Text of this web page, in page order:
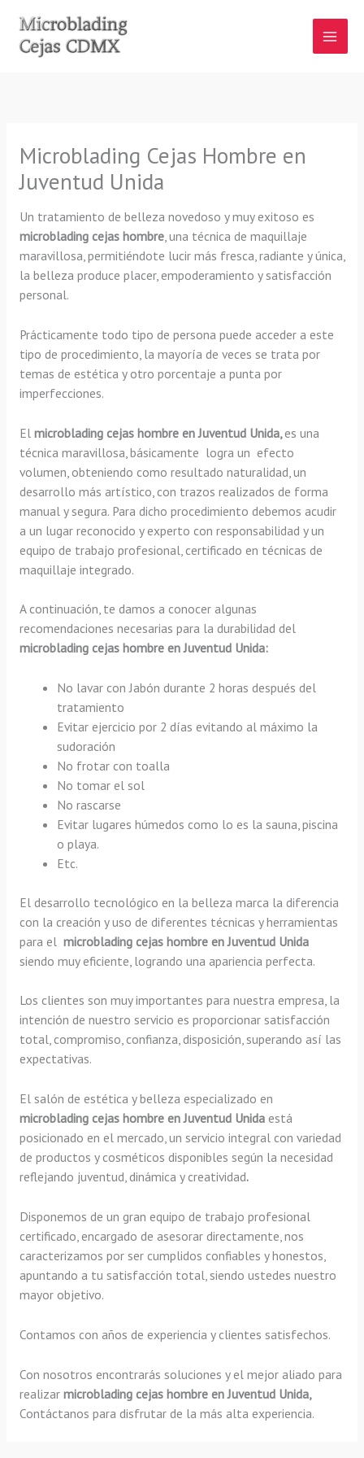
contenido
Microblading Cejas Hombre en
Juventud Unida
Un tratamiento de belleza novedoso y muy exitoso es
microblading cejas hombre, una técnica de maquillaje
maravillosa, permitiéndote lucir más fresca, radiante y única,
la belleza produce placer, empoderamiento y satisfacción
personal.
Prácticamente todo tipo de persona puede acceder a este
tipo de procedimiento, la mayoría de veces se trata por
temas de estética y otro porcentaje a punta por
imperfecciones.
El microblading cejas hombre en Juventud Unida, es una
técnica maravillosa, básicamente logra un efecto
volumen, obteniendo como resultado naturalidad, un
desarrollo más artístico, con trazos realizados de forma
manual y segura. Para dicho procedimiento debemos acudir
a un lugar reconocido y experto con responsabilidad y un
equipo de trabajo profesional, certificado en técnicas de
maquillaje integrado.
A continuación, te damos a conocer algunas
recomendaciones necesarias para la durabilidad del
microblading cejas hombre en Juventud Unida:
No lavar con Jabón durante 2 horas después del
tratamiento
Evitar ejercicio por 2 días evitando al máximo la
sudoración
No frotar con toalla
No tomar el sol
No rascarse
Evitar lugares húmedos como lo es la sauna, piscina
o playa.
Etc.
El desarrollo tecnológico en la belleza marca la diferencia
con la creación y uso de diferentes técnicas y herramientas
para el microblading cejas hombre en Juventud Unida
siendo muy eficiente, logrando una apariencia perfecta.
Los clientes son muy importantes para nuestra empresa, la
intención de nuestro servicio es proporcionar satisfacción
total, compromiso, confianza, disposición, superando así las
expectativas.
El salón de estética y belleza especializado en
microblading cejas hombre en Juventud Unidaestá
posicionado en el mercado, un servicio integral con variedad
de productos y cosméticos disponibles según la necesidad
reflejando juventud, dinámica y creatividad.
Disponemos de un gran equipo de trabajo profesional
certificado, encargado de asesorar directamente, nos
caracterizamos por ser cumplidos confiables y honestos,
apuntando a tu satisfacción total, siendo ustedes nuestro
mayor objetivo.
Contamos con años de experiencia y clientes satisfechos.
Con nosotros encontrarás soluciones y el mejor aliado para
realizar microblading cejas hombre en Juventud Unida,
Contáctanos para disfrutar de la más alta experiencia.